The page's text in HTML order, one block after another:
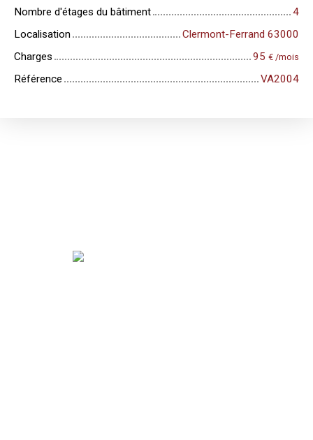
Nombre d'étages du bâtiment
4
Localisation
Clermont-Ferrand 63000
Charges
95 € /mois
Référence VA2004